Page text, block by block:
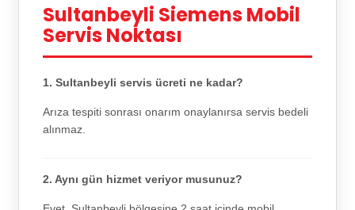
Sultanbeyli Siemens Mobil
Servis Noktası
1. Sultanbeyli servis ücreti ne kadar?
Arıza tespiti sonrası onarım onaylanırsa servis bedeli
alınmaz.
2. Aynı gün hizmet veriyor musunuz?